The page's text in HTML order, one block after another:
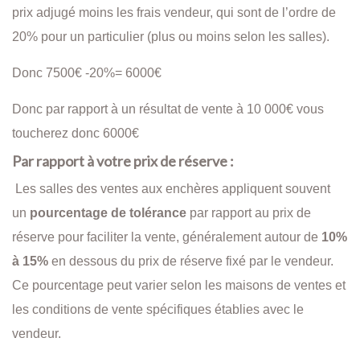
prix adjugé moins les frais vendeur, qui sont de l’ordre de
20% pour un particulier (plus ou moins selon les salles).
Donc 7500€ -20%= 6000€
Donc par rapport à un résultat de vente à 10 000€ vous
toucherez donc 6000€
Par rapport à votre prix de réserve :
Les salles des ventes aux enchères appliquent souvent
un pourcentage de tolérance par rapport au prix de
réserve pour faciliter la vente, généralement autour de 10%
à 15% en dessous du prix de réserve fixé par le vendeur.
Ce pourcentage peut varier selon les maisons de ventes et
les conditions de vente spécifiques établies avec le
vendeur.